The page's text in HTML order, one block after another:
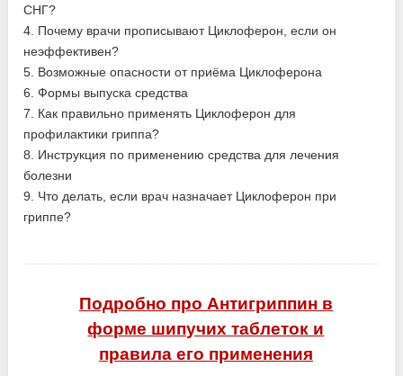
СНГ?
4. Почему врачи прописывают Циклоферон, если он
неэффективен?
5. Возможные опасности от приёма Циклоферона
6. Формы выпуска средства
7. Как правильно применять Циклоферон для
профилактики гриппа?
8. Инструкция по применению средства для лечения
болезни
9. Что делать, если врач назначает Циклоферон при
гриппе?
Подробно про Антигриппин в
форме шипучих таблеток и
правила его применения